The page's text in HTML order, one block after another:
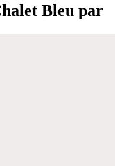
Bleu par